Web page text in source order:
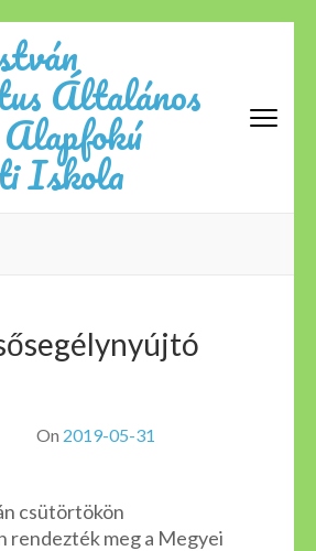
Általános
Iskola
On 2019-05-31
csütörtökön
rendezték meg a Megyei